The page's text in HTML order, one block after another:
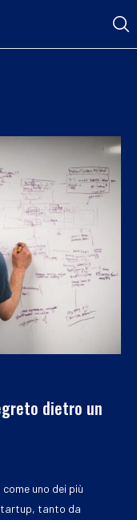
dietro un
uno dei più
tanto da